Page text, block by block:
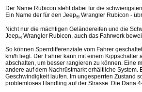
Der Name Rubicon steht dabei für die
Ein Name der für den Jeep®Wrangler Rubicon -
Nicht nur die mächtigen Geländereifen und die
Jeep®Wrangler Rubicon, auch das Fahrwerk
So können Sperrdifferenziale vom Fahrer
km/h liegt. Der Fahrer kann mit einem
abschalten, um besser rangieren zu können. Eine
andere auf dem Nachrüstmarkt erhältliche
Geschwindigkeit laufen. Im ungesperrten Zustand
problemloses Handling auf der Strasse. Die Dana